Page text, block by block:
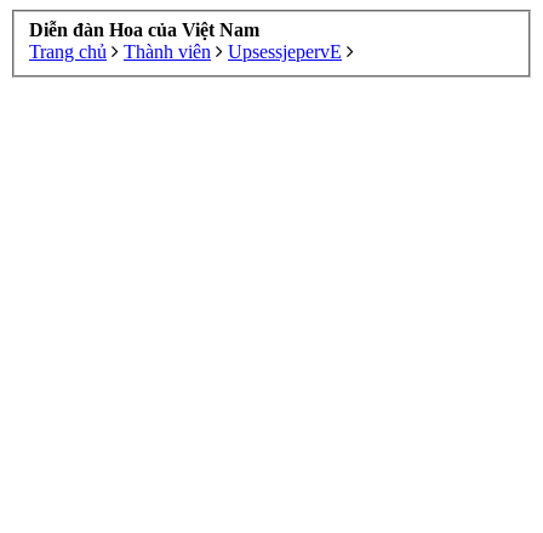
Diễn đàn Hoa của Việt Nam
Trang chủ
Thành viên UpsessjepervE